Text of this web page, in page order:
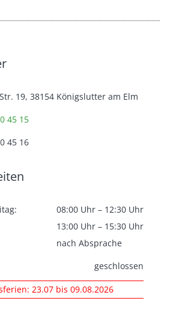
19, 38154 Königslutter am Elm
45 15
45 16
08:00 Uhr – 12:30 Uhr
13:00 Uhr – 15:30 Uhr
nach Absprache
geschlossen
23.07 bis 09.08.2026